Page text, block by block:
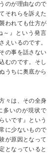
のが理由なので
それらを訴えた
われても仕方が
～』という発言
えいるのです。
の事を話さない
むのです。そし
うちに奥底から
々は、その全身
多いのが現状で
いです』という
に少ないもので
が原因となって
となっていると